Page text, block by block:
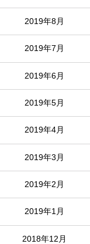
2019年8月
2019年7月
2019年6月
2019年5月
2019年4月
2019年3月
2019年2月
2019年1月
2018年12月